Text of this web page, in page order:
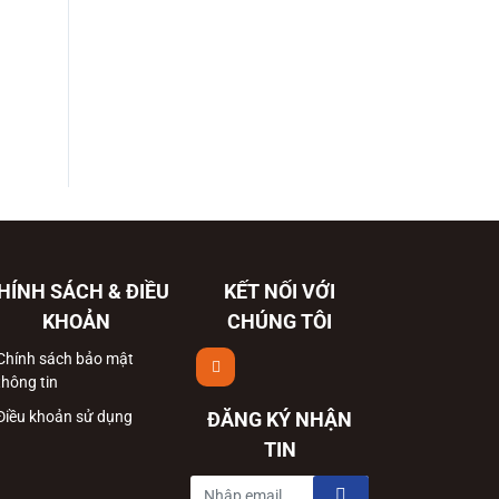
SÁCH & ĐIỀU
KHOẢN
sách bảo mật
tin
khoản sử dụng
KẾT NỐI VỚI
CHÚNG TÔI
ĐĂNG KÝ NHẬN
TIN